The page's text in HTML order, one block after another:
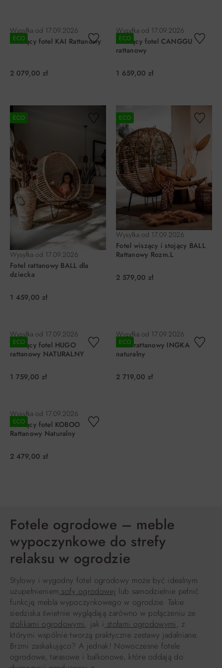
ECO
Wysyłka od 17.09.2026
Wiszący fotel KAI Rattanowy
2 079,00 zł
ECO
Wysyłka od 17.09.2026
Wiszący fotel CANGGU
rattanowy
1 659,00 zł
ECO
Wysyłka od 17.09.2026
Fotel rattanowy BALL dla
dziecka
1 459,00 zł
ECO
Wysyłka od 17.09.2026
Fotel wiszący i stojący BALL
Rattanowy Rozm.L
2 579,00 zł
ECO
Wysyłka od 17.09.2026
Wiszący fotel HUGO
rattanowy NATURALNY
1 759,00 zł
ECO
Wysyłka od 17.09.2026
Fotel rattanowy INGKA
naturalny
2 719,00 zł
ECO
Wysyłka od 17.09.2026
Wiszący fotel KOBOO
Rattanowy Naturalny
2 479,00 zł
Fotele ogrodowe – meble
wypoczynkowe do strefy
relaksu w ogrodzie
Stylowy i wygodny fotel ogrodowy może być idealnym
uzupełnieniem sofy ogrodowej lub samodzielnie pełnić
funkcję mebla wypoczynkowego w ogrodzie. Takie
siedziska świetnie wyglądają zarówno w połączeniu ze
stolikami ogrodowymi, jak i stołami ogrodowymi , z
którymi wspólnie tworzą praktyczne zestawy jadalniane.
Brzmi zaskakująco? A jednak! Nowoczesne fotele
ogrodowe, tarasowe i balkonowe, które oddają do